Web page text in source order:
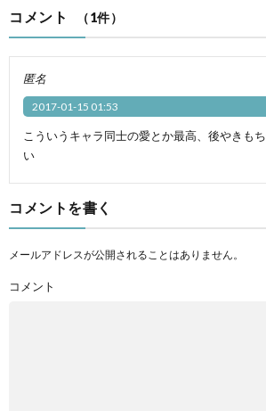
コメント （1件）
匿名
2017-01-15 01:53
こういうキャラ同士の愛とか最高、後やきも
い
コメントを書く
メールアドレスが公開されることはありません。
コメント